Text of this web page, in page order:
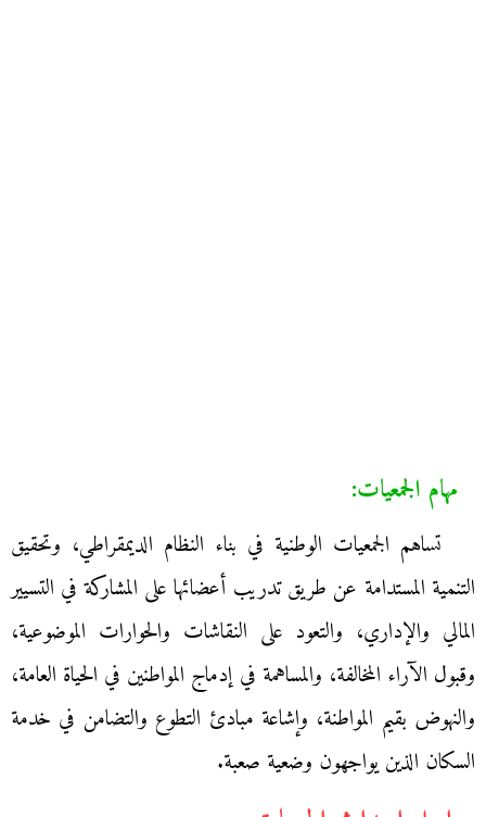
مهام الجمعيات:
تساهم الجمعيات الوطنية في بناء النظام الديمقراطي، وتحقيق
التنمية المستدامة عن طريق تدريب أعضائها على المشاركة في التسيير
المالي والإداري، والتعود على النقاشات والحوارات الموضوعية،
وقبول الآراء المخالفة، والمساهمة في إدماج المواطنين في الحياة العامة،
والنهوض بقيم المواطنة، وإشاعة مبادئ التطوع والتضامن في خدمة
السكان الذين يواجهون وضعية صعبة.